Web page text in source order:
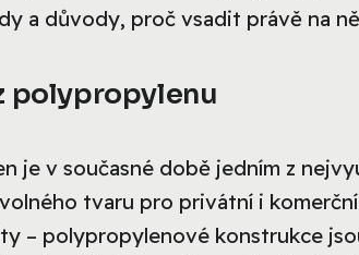
a důvody, proč vsadit právě na
polypropylenu
je v současné době jedním z
tvaru pro privátní i
– polypropylenové konstrukce